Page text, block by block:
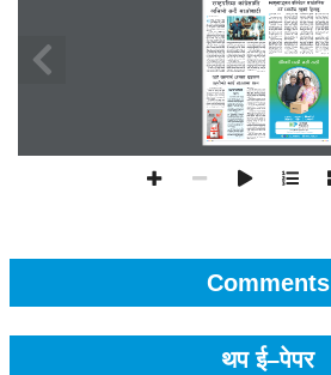
Comments
थप ई–पेपर